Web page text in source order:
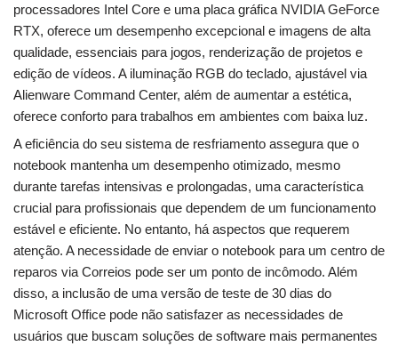
processadores Intel Core e uma placa gráfica NVIDIA GeForce
RTX, oferece um desempenho excepcional e imagens de alta
qualidade, essenciais para jogos, renderização de projetos e
edição de vídeos. A iluminação RGB do teclado, ajustável via
Alienware Command Center, além de aumentar a estética,
oferece conforto para trabalhos em ambientes com baixa luz.
A eficiência do seu sistema de resfriamento assegura que o
notebook mantenha um desempenho otimizado, mesmo
durante tarefas intensivas e prolongadas, uma característica
crucial para profissionais que dependem de um funcionamento
estável e eficiente. No entanto, há aspectos que requerem
atenção. A necessidade de enviar o notebook para um centro de
reparos via Correios pode ser um ponto de incômodo. Além
disso, a inclusão de uma versão de teste de 30 dias do
Microsoft Office pode não satisfazer as necessidades de
usuários que buscam soluções de software mais permanentes